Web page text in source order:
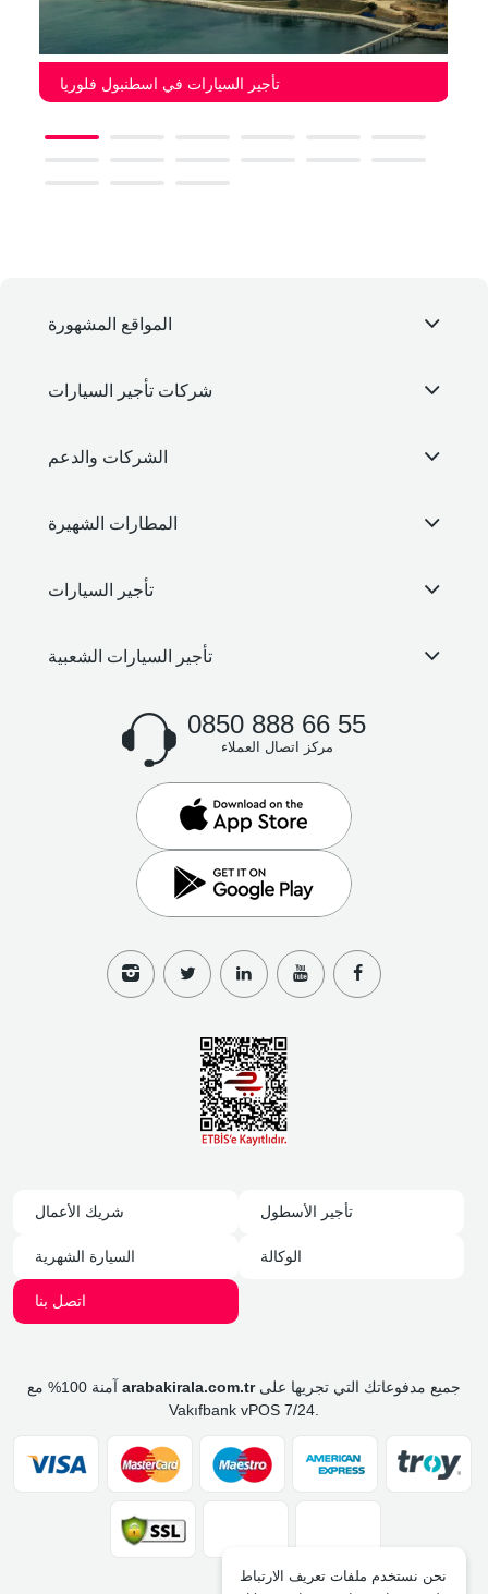
تأجير السيارات في اسطنبول فلوريا
المواقع المشهورة
شركات تأجير السيارات
الشركات والدعم
المطارات الشهيرة
تأجير السيارات
تأجير السيارات الشعبية
0850 888 66 55
مركز اتصال العملاء
شريك الأعمال تأجير الأسطول
السيارة الشهرية الوكالة
اتصل بنا
جميع مدفوعاتك التي تجريها علىarabakirala.com.tr
آمنة 100% مع
Vakıfbank vPOS 7/24.
نحن نستخدم ملفات تعريف الارتباط